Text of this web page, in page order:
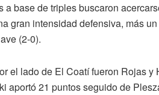
base de triples buscaron
gran intensidad defensiva, más
(2-0).
el lado de El Coatí fueron Rojas y
aportó 21 puntos seguido de